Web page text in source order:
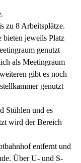
zu 8 Arbeitsplätze.
bieten jeweils Platz
genutzt
als Meetingraum
gibt es noch
genutzt
Stühlen und es
wird der Bereich
entfernt und
Über U- und S-